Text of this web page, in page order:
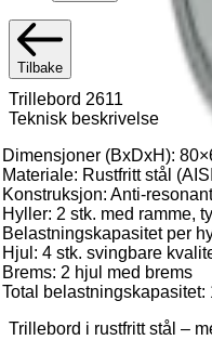
Tilbake
Trillebord 2611
Teknisk beskrivelse
Dimensjoner (BxDxH):
Materiale: Rustfritt stål
Konstruksjon: Anti-
Hyller: 2 stk. med ramme,
Belastningskapasitet per
Hjul: 4 stk. svingbare
Brems: 2 hjul med brems
Total belastningskapasitet:
Trillebord i rustfritt stål –